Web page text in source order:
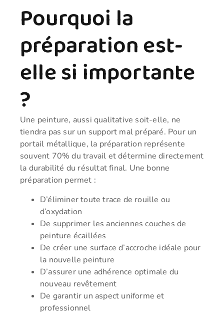
Pourquoi la
préparation est-
elle si importante
?
Une peinture, aussi qualitative soit-elle, ne
tiendra pas sur un support mal préparé. Pour un
portail métallique, la préparation représente
souvent 70% du travail et détermine directement
la durabilité du résultat final. Une bonne
préparation permet :
D’éliminer toute trace de rouille ou
d’oxydation
De supprimer les anciennes couches de
peinture écaillées
De créer une surface d’accroche idéale pour
la nouvelle peinture
D’assurer une adhérence optimale du
nouveau revêtement
De garantir un aspect uniforme et
professionnel